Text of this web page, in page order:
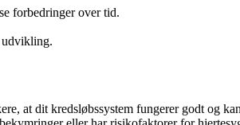
forbedringer over tid.
udvikling.
at dit kredsløbssystem fungerer godt og